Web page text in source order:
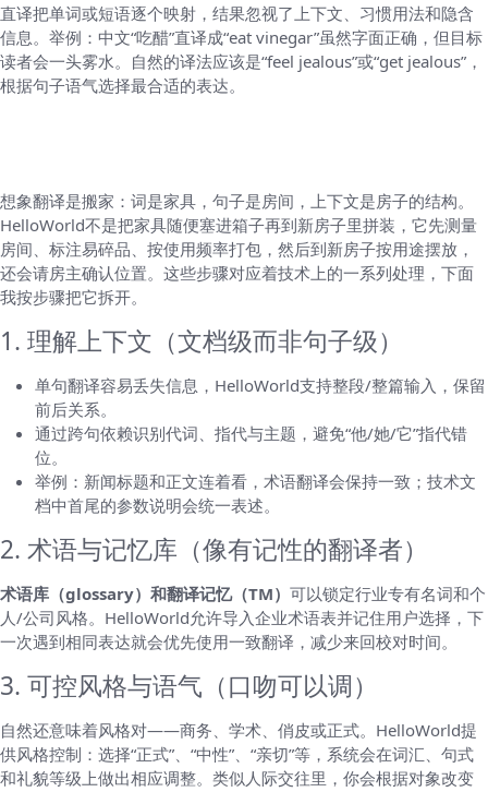
直译把单词或短语逐个映射，结果忽视了上下文、习惯用法和隐含
信息。举例：中文“吃醋”直译成“eat vinegar”虽然字面正确，但目标
读者会一头雾水。自然的译法应该是“feel jealous”或“get jealous”，
根据句子语气选择最合适的表达。
想象翻译是搬家：词是家具，句子是房间，上下文是房子的结构。
HelloWorld不是把家具随便塞进箱子再到新房子里拼装，它先测量
房间、标注易碎品、按使用频率打包，然后到新房子按用途摆放，
还会请房主确认位置。这些步骤对应着技术上的一系列处理，下面
我按步骤把它拆开。
1. 理解上下文（文档级而非句子级）
单句翻译容易丢失信息，HelloWorld支持整段/整篇输入，保留
前后关系。
通过跨句依赖识别代词、指代与主题，避免“他/她/它”指代错
位。
举例：新闻标题和正文连着看，术语翻译会保持一致；技术文
档中首尾的参数说明会统一表述。
2. 术语与记忆库（像有记性的翻译者）
术语库（glossary）和翻译记忆（TM） 可以锁定行业专有名词和个
人/公司风格。HelloWorld允许导入企业术语表并记住用户选择，下
一次遇到相同表达就会优先使用一致翻译，减少来回校对时间。
3. 可控风格与语气（口吻可以调）
自然还意味着风格对——商务、学术、俏皮或正式。HelloWorld提
供风格控制：选择“正式”、“中性”、“亲切”等，系统会在词汇、句式
和礼貌等级上做出相应调整。类似人际交往里，你会根据对象改变